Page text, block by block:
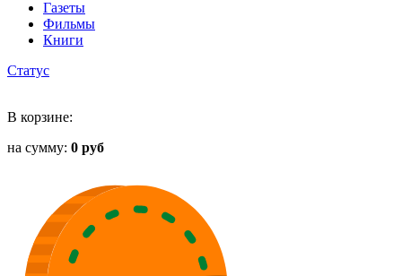
Газеты
Фильмы
Книги
Статус
В корзине:
на сумму: 0 руб